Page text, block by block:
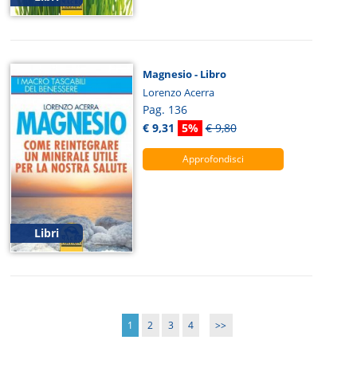
Libri
Magnesio - Libro
Lorenzo Acerra
Pag. 136
€ 9,31 5% € 9,80
Approfondisci
1 2 3 4 >>